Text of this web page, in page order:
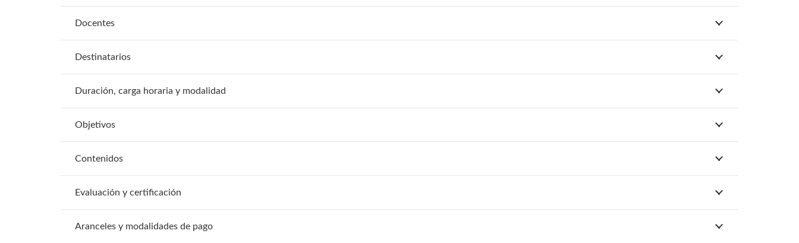
Docentes
Destinatarios
Duración, carga horaria y modalidad
Objetivos
Contenidos
Evaluación y certificación
Aranceles y modalidades de pago